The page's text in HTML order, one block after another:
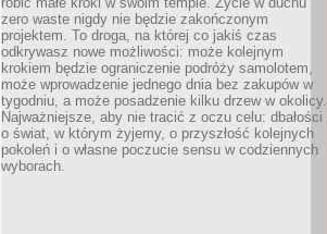
zero waste nigdy nie będzie zakończonym
projektem. To droga, na której co jakiś czas
odkrywasz nowe możliwości: może kolejnym
krokiem będzie ograniczenie podróży samolotem,
może wprowadzenie jednego dnia bez zakupów w
tygodniu, a może posadzenie kilku drzew w okolicy.
Najważniejsze, aby nie tracić z oczu celu: dbałości
o świat, w którym żyjemy, o przyszłość kolejnych
pokoleń i o własne poczucie sensu w codziennych
wyborach.